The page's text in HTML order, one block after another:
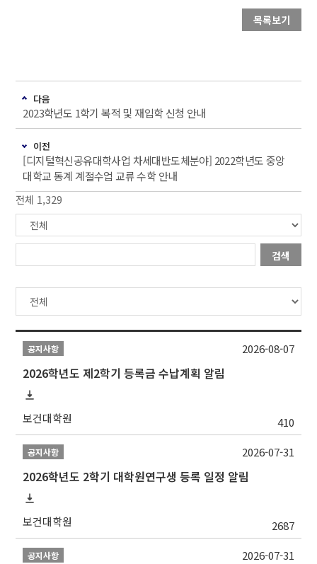
목록보기
다음
2023학년도 1학기 복적 및 재입학 신청 안내
이전
[디지털혁신공유대학사업 차세대반도체분야] 2022학년도 중앙
대학교 동계 계절수업 교류 수학 안내
전체 1,329
검색
공지사항
2026학년도 제2학기 등록금 수납계획 알림
보건대학원 410
2026-08-07
공지사항
2026학년도 2학기 대학원연구생 등록 일정 알림
보건대학원 2687
2026-07-31
공지사항 2026-07-31